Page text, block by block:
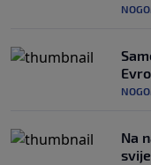
Na